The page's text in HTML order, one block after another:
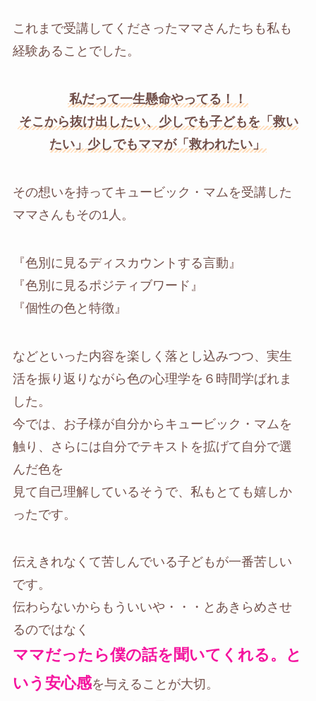
これまで受講してくださったママさんたちも私も
経験あることでした。
私だって一生懸命やってる！！
そこから抜け出したい、少しでも子どもを「救い
たい」少しでもママが「救われたい」
その想いを持ってキュービック・マムを受講した
ママさんもその1人。
『色別に見るディスカウントする言動』
『色別に見るポジティブワード』
『個性の色と特徴』
などといった内容を楽しく落とし込みつつ、実生
活を振り返りながら色の心理学を６時間学ばれま
した。
今では、お子様が自分からキュービック・マムを
触り、さらには自分でテキストを拡げて自分で選
んだ色を
見て自己理解しているそうで、私もとても嬉しか
ったです。
伝えきれなくて苦しんでいる子どもが一番苦しい
です。
伝わらないからもういいや・・・とあきらめさせ
るのではなく
ママだったら僕の話を聞いてくれる。と
いう安心感を与えることが大切。